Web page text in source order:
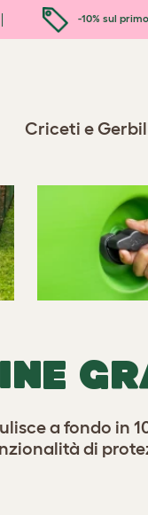
-10% sul
Criceti e
a fondo in
di